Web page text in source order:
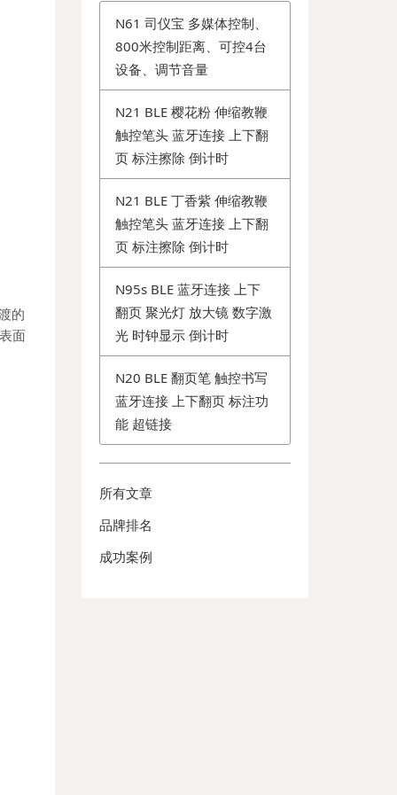
的
面
N61 司仪宝 多媒体控制、
800米控制距离、可控4台
设备、调节音量
N21 BLE 樱花粉 伸缩教鞭
触控笔头 蓝牙连接 上下翻
页 标注擦除 倒计时
N21 BLE 丁香紫 伸缩教鞭
触控笔头 蓝牙连接 上下翻
页 标注擦除 倒计时
N95s BLE 蓝牙连接 上下
翻页 聚光灯 放大镜 数字激
光 时钟显示 倒计时
N20 BLE 翻页笔 触控书写
蓝牙连接 上下翻页 标注功
能 超链接
所有文章
品牌排名
成功案例